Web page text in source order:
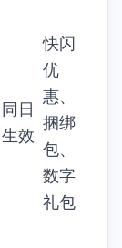
同日
生效
快闪
优
惠、
捆绑
包、
数字
礼包